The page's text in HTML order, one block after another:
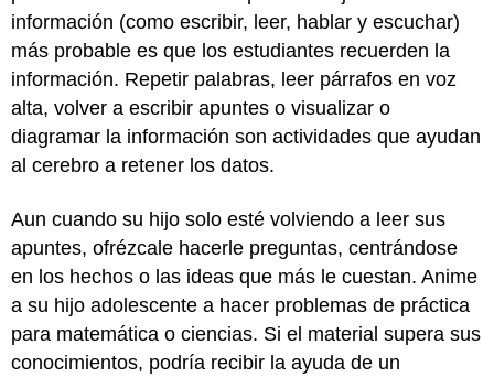
información (como escribir, leer, hablar y escuchar)
más probable es que los estudiantes recuerden la
información. Repetir palabras, leer párrafos en voz
alta, volver a escribir apuntes o visualizar o
diagramar la información son actividades que ayudan
al cerebro a retener los datos.
Aun cuando su hijo solo esté volviendo a leer sus
apuntes, ofrézcale hacerle preguntas, centrándose
en los hechos o las ideas que más le cuestan. Anime
a su hijo adolescente a hacer problemas de práctica
para matemática o ciencias. Si el material supera sus
conocimientos, podría recibir la ayuda de un